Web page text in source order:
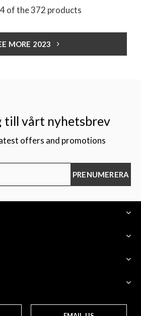
of the 372 products
MORE 2023
till vårt nyhetsbrev
offers and promotions
PRENUMERERA